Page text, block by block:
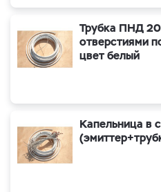
Трубка ПНД
отверстиями
цвет белый
Капельница в